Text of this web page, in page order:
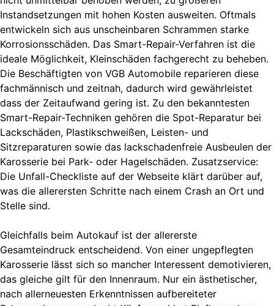
Instandsetzungen mit hohen Kosten ausweiten. Oftmals
entwickeln sich aus unscheinbaren Schrammen starke
Korrosionsschäden. Das Smart-Repair-Verfahren ist die
ideale Möglichkeit, Kleinschäden fachgerecht zu beheben.
Die Beschäftigten von VGB Automobile reparieren diese
fachmännisch und zeitnah, dadurch wird gewährleistet
dass der Zeitaufwand gering ist. Zu den bekanntesten
Smart-Repair-Techniken gehören die Spot-Reparatur bei
Lackschäden, Plastikschweißen, Leisten- und
Sitzreparaturen sowie das lackschadenfreie Ausbeulen der
Karosserie bei Park- oder Hagelschäden. Zusatzservice:
Die Unfall-Checkliste auf der Webseite klärt darüber auf,
was die allerersten Schritte nach einem Crash an Ort und
Stelle sind.
Gleichfalls beim Autokauf ist der allererste
Gesamteindruck entscheidend. Von einer ungepflegten
Karosserie lässt sich so mancher Interessent demotivieren,
das gleiche gilt für den Innenraum. Nur ein ästhetischer,
nach allerneuesten Erkenntnissen aufbereiteter